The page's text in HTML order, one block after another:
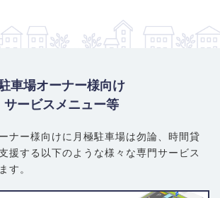
車場オーナー様向け
サービスメニュー等
ナー様向けに月極駐車場は勿論、 時間貸
援する以下のような様々な専門サービス
す。